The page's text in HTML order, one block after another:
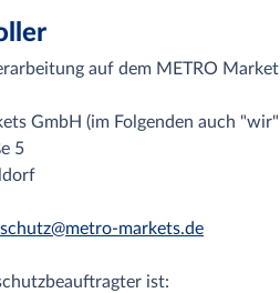
auf dem METRO
GmbH (im Folgenden auch
5
markets.de
ist: